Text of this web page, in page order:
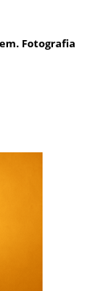
Fotografia